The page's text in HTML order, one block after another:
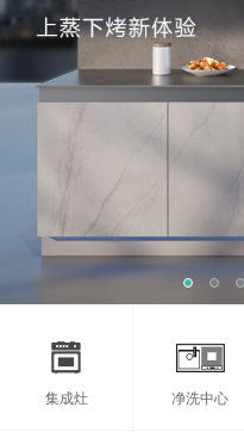
集成灶 净洗中心